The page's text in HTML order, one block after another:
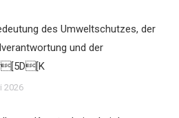
des Umweltschutzes, der
und der
2026